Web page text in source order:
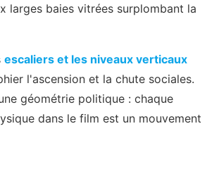
larges baies vitrées surplombant la
escaliers et les niveaux verticaux
l'ascension et la chute sociales.
géométrie politique : chaque
dans le film est un mouvement